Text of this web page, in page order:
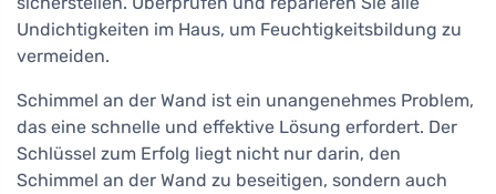
Undichtigkeiten im Haus, um Feuchtigkeitsbildung zu
vermeiden.
Schimmel an der Wand ist ein unangenehmes Problem,
das eine schnelle und effektive Lösung erfordert. Der
Schlüssel zum Erfolg liegt nicht nur darin, den
Schimmel an der Wand zu beseitigen, sondern auch